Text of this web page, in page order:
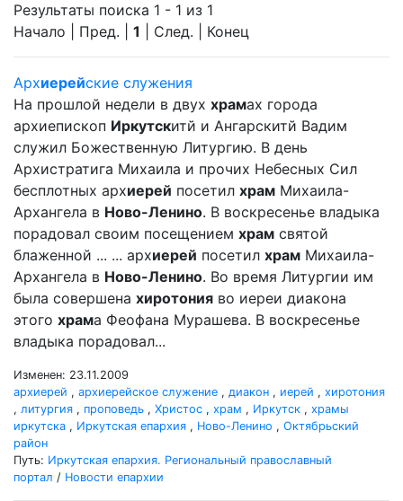
Результаты поиска 1 - 1 из 1
Начало | Пред. | 1 | След. | Конец
Архиерейские служения
На прошлой недели в двух храмах города
архиепископ Иркутскитй и Ангарскитй Вадим
служил Божественную Литургию. В день
Архистратига Михаила и прочих Небесных Сил
бесплотных архиерей посетил храм Михаила-
Архангела в Ново-Ленино. В воскресенье владыка
порадовал своим посещением храм святой
блаженной ... ... архиерей посетил храм Михаила-
Архангела в Ново-Ленино. Во время Литургии им
была совершена хиротония во иереи диакона
этого храма Феофана Мурашева. В воскресенье
владыка порадовал...
Изменен: 23.11.2009
архиерей , архиерейское служение , диакон , иерей , хиротония
, литургия , проповедь , Христос , храм , Иркутск , храмы
иркутска , Иркутская епархия , Ново-Ленино , Октябрьский
район
Путь: Иркутская епархия. Региональный православный
портал / Новости епархии